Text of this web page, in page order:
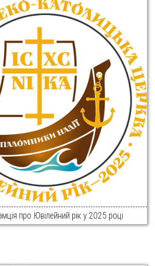
про Ювілейний рік у 2025 році